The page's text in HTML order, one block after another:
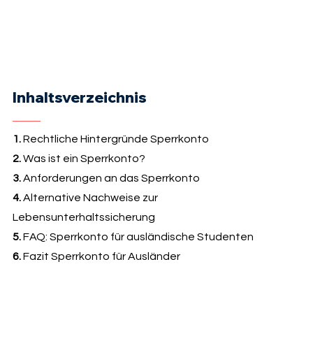
Inhaltsverzeichnis
1.Rechtliche Hintergründe Sperrkonto
2.Was ist ein Sperrkonto?
3.Anforderungen an das Sperrkonto
4.Alternative Nachweise zur
Lebensunterhaltssicherung
5.FAQ: Sperrkonto für ausländische Studenten
6.Fazit Sperrkonto für Ausländer